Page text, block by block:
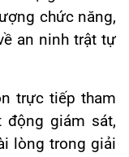
chức năng,
an ninh trật tự
trực tiếp tham
động giám sát,
lòng trong giải